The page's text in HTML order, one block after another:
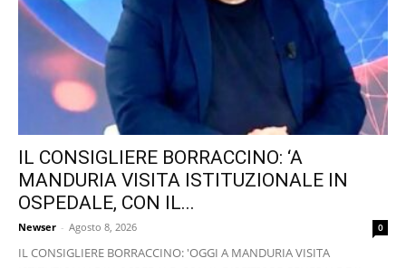
IL CONSIGLIERE BORRACCINO: ‘A
MANDURIA VISITA ISTITUZIONALE IN
OSPEDALE, CON IL...
Newser - Agosto 8, 2026 0
IL CONSIGLIERE BORRACCINO: 'OGGI A MANDURIA VISITA